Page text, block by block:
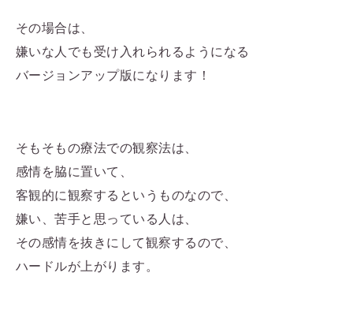
その場合は、
嫌いな人でも受け入れられるようになる
バージョンアップ版になります！
そもそもの療法での観察法は、
感情を脇に置いて、
客観的に観察するというものなので、
嫌い、苦手と思っている人は、
その感情を抜きにして観察するので、
ハードルが上がります。